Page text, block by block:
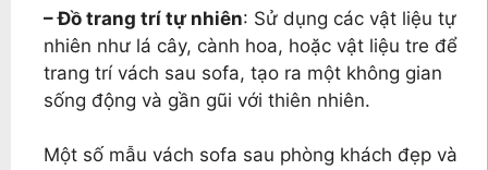
– Đồ trang trí tự nhiên: Sử dụng các vật liệu tự
nhiên như lá cây, cành hoa, hoặc vật liệu tre để
trang trí vách sau sofa, tạo ra một không gian
sống động và gần gũi với thiên nhiên.
Một số mẫu vách sofa sau phòng khách đẹp và